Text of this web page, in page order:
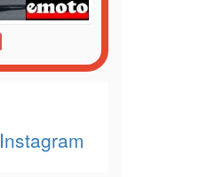
Instagram